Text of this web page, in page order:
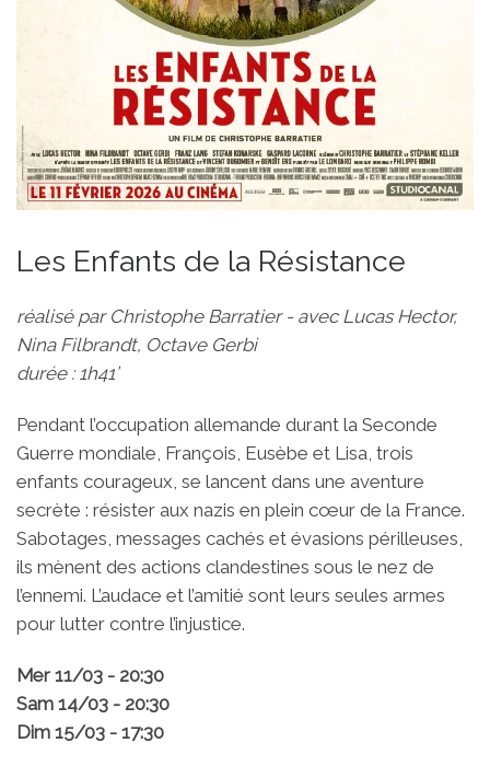
Les Enfants de la Résistance
réalisé par Christophe Barratier - avec Lucas Hector,
Nina Filbrandt, Octave Gerbi
durée : 1h41’
Pendant l’occupation allemande durant la Seconde
Guerre mondiale, François, Eusèbe et Lisa, trois
enfants courageux, se lancent dans une aventure
secrète : résister aux nazis en plein cœur de la France.
Sabotages, messages cachés et évasions périlleuses,
ils mènent des actions clandestines sous le nez de
l’ennemi. L’audace et l’amitié sont leurs seules armes
pour lutter contre l’injustice.
Mer 11/03 - 20:30
Sam 14/03 - 20:30
Dim 15/03 - 17:30